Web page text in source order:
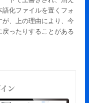
化ファイルを置くフォ
、上の理由により、今
ったりすることがある